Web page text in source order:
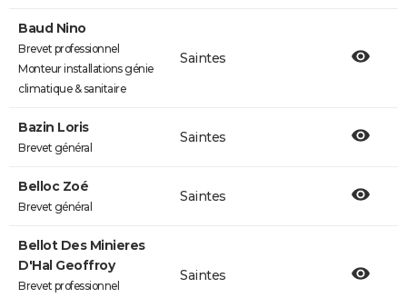
Baud Nino
Brevet professionnel
Monteur installations génie
climatique & sanitaire
Saintes
Bazin Loris
Brevet général
Saintes
Belloc Zoé
Brevet général
Saintes
Bellot Des Minieres
D'Hal Geoffroy
Brevet professionnel
Saintes